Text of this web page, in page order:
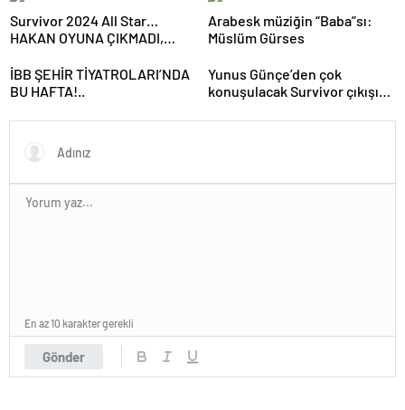
Survivor 2024 All Star…
HAKAN OYUNA ÇIKMADI,
OLDU?
Arabesk müziğin “Baba”sı:
Müslüm Gürses
İBB ŞEHİR TİYATROLARI’NDA
BU HAFTA!..
Yunus Günçe’den çok
konuşulacak Survivor çıkışı:
videolarımdan dolayı beni
Gönder
En az 10 karakter gerekli